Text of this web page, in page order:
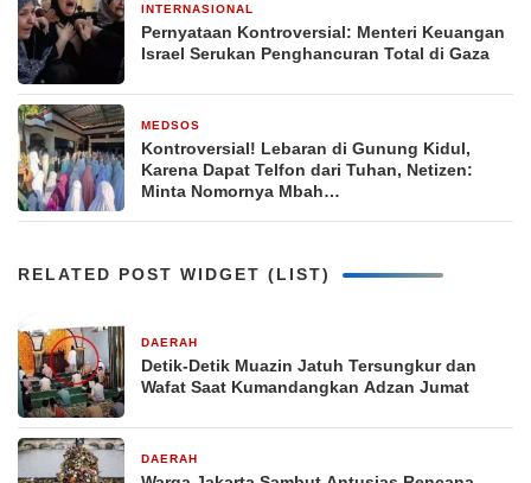
INTERNASIONAL
Pernyataan Kontroversial: Menteri Keuangan
Israel Serukan Penghancuran Total di Gaza
MEDSOS
Kontroversial! Lebaran di Gunung Kidul,
Karena Dapat Telfon dari Tuhan, Netizen:
Minta Nomornya Mbah…
RELATED POST WIDGET (LIST)
DAERAH
Detik-Detik Muazin Jatuh Tersungkur dan
Wafat Saat Kumandangkan Adzan Jumat
DAERAH